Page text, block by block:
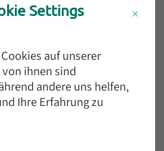
nach der Aktivierung immer noch nicht angezeigt wird,
oder versuchen Sie, die Seite zu aktualisieren.
dürfen nicht blockiert werden.
ERLAUBE
des oben genannten Dienstes ein.
Settings
auf unserer
ihnen sind
andere uns helfen,
Ihre Erfahrung zu